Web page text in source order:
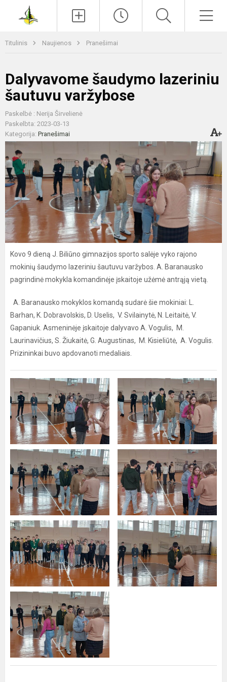
Titulinis Naujienos Pranešimai
Dalyvavome šaudymo lazeriniu
šautuvu varžybose
Paskelbė : Nerija Širvelienė
Paskelbta: 2023-03-13
Kategorija: Pranešimai
Kovo 9 dieną J. Biliūno gimnazijos sporto salėje vyko rajono
mokinių šaudymo lazeriniu šautuvu varžybos. A. Baranausko
pagrindinė mokykla komandinėje įskaitoje užėmė antrąją vietą.
A. Baranausko mokyklos komandą sudarė šie mokiniai: L.
Barhan, K. Dobravolskis, D. Uselis, V. Svilainytė, N. Leitaitė, V.
Gapaniuk. Asmeninėje įskaitoje dalyvavo A. Vogulis, M.
Laurinavičius, S. Žiukaitė, G. Augustinas, M. Kisieliūtė, A. Vogulis.
Prizininkai buvo apdovanoti medaliais.